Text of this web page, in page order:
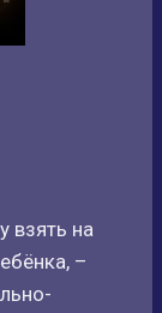
взять на
–